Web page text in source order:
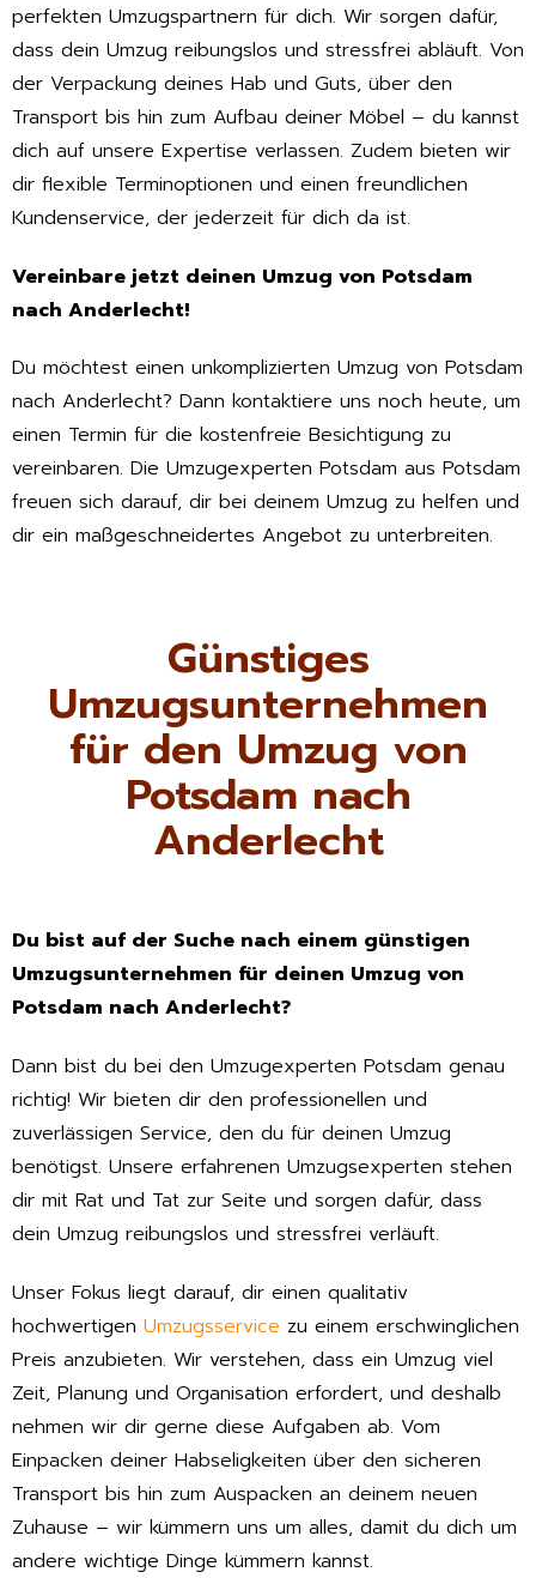
perfekten Umzugspartnern für dich. Wir sorgen dafür,
dass dein Umzug reibungslos und stressfrei abläuft. Von
der Verpackung deines Hab und Guts, über den
Transport bis hin zum Aufbau deiner Möbel – du kannst
dich auf unsere Expertise verlassen. Zudem bieten wir
dir flexible Terminoptionen und einen freundlichen
Kundenservice, der jederzeit für dich da ist.
Vereinbare jetzt deinen Umzug von Potsdam
nach Anderlecht!
Du möchtest einen unkomplizierten Umzug von Potsdam
nach Anderlecht? Dann kontaktiere uns noch heute, um
einen Termin für die kostenfreie Besichtigung zu
vereinbaren. Die Umzugexperten Potsdam aus Potsdam
freuen sich darauf, dir bei deinem Umzug zu helfen und
dir ein maßgeschneidertes Angebot zu unterbreiten.
Günstiges
Umzugsunternehmen
für den Umzug von
Potsdam nach
Anderlecht
Du bist auf der Suche nach einem günstigen
Umzugsunternehmen für deinen Umzug von
Potsdam nach Anderlecht?
Dann bist du bei den Umzugexperten Potsdam genau
richtig! Wir bieten dir den professionellen und
zuverlässigen Service, den du für deinen Umzug
benötigst. Unsere erfahrenen Umzugsexperten stehen
dir mit Rat und Tat zur Seite und sorgen dafür, dass
dein Umzug reibungslos und stressfrei verläuft.
Unser Fokus liegt darauf, dir einen qualitativ
hochwertigen Umzugsservice zu einem erschwinglichen
Preis anzubieten. Wir verstehen, dass ein Umzug viel
Zeit, Planung und Organisation erfordert, und deshalb
nehmen wir dir gerne diese Aufgaben ab. Vom
Einpacken deiner Habseligkeiten über den sicheren
Transport bis hin zum Auspacken an deinem neuen
Zuhause – wir kümmern uns um alles, damit du dich um
andere wichtige Dinge kümmern kannst.